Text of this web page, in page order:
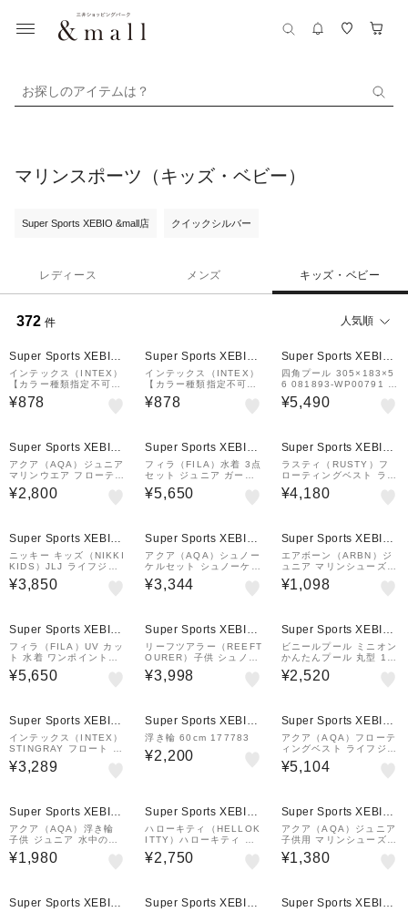
お探しのアイテムは？
マリンスポーツ（キッズ・ベビー）
Super Sports XEBIO &mall店 クイックシルバー
レディース メンズ キッズ・ベビー
372 件 人気順
Super Sports XEBIO
&mall店
インテックス（INTEX）
【カラー種類指定不可】
フロート HI-GLOSS TU
BES 59258
¥878
Super Sports XEBIO
&mall店
インテックス（INTEX）
【カラー種類指定不可】
フロート CUTE ANIMA
L TUBES 59266
¥878
Super Sports XEBIO
&mall店
四角プール 305×183×5
6 081893-WP00791 ビ
ニールプール 家庭用 子
供用 水遊び 大型
¥5,490
Super Sports XEBIO
&mall店
アクア（AQA）ジュニア
マリンウエア フローティ
ングベスト KA-9030 B
K/TC
¥2,800
Super Sports XEBIO
&mall店
フィラ（FILA）水着 3点
セット ジュニア ガール
ズ 140～170cm UVカッ
ト 124660WT
¥5,650
Super Sports XEBIO
&mall店
ラスティ（RUSTY）フ
ローティングベスト ライ
フジャケット 子供用 キ
ッズ アウトドア マリン
¥4,180
Super Sports XEBIO
&mall店
ニッキー キッズ（NIKKI
KIDS）JLJ ライフジャ
ケット 126479 OG
¥3,850
Super Sports XEBIO
&mall店
アクア（AQA）シュノー
ケルセット シュノーケリ
ング 子供 ジュニア アコ
UV&ビキシーVライトIII
¥3,344
Super Sports XEBIO
&mall店
エアボーン（ARBN）ジ
ュニア マリンシューズ A
B2026SSJ-FTW001 B
LK
¥1,098
Super Sports XEBIO
&mall店
フィラ（FILA）UV カッ
ト 水着 ワンポイントロ
ゴ 3点セット UVカット
124660BK
¥5,650
Super Sports XEBIO
&mall店
リーフツアラー（REEFT
OURER）子供 シュノー
ケリングベスト スリム R
A0402Z LV
¥3,998
Super Sports XEBIO
&mall店
ビニールプール ミニオン
かんたんプール 丸型 15
2cm×25cm 家庭用 子供
用 水遊び
¥2,520
Super Sports XEBIO
&mall店
インテックス（INTEX）
STINGRAY フロート ラ
イドオン エイ 57576 N
P
¥3,289
Super Sports XEBIO
&mall店
浮き輪 60cm 177783
¥2,200
Super Sports XEBIO
&mall店
アクア（AQA）フローテ
ィングベスト ライフジャ
ケット キッズ 子供用 K
A-9026 YL/BL
¥5,104
Super Sports XEBIO
&mall店
アクア（AQA）浮き輪
子供 ジュニア 水中のぞ
きフロート KA-9109
¥1,980
Super Sports XEBIO
&mall店
ハローキティ（HELLOK
ITTY）ハローキティ 浮
き輪 70cm 177799
¥2,750
Super Sports XEBIO
&mall店
アクア（AQA）ジュニア
子供用 マリンシューズ
ウォーターシューズ 水陸
両用 LBU 24KW-4652
¥1,380
Super Sports XEBIO
Super Sports XEBIO
Super Sports XEBIO